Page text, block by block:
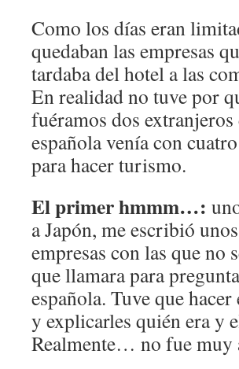
Como los días eran
quedaban las empresas
tardaba del hotel a las
En realidad no tuve por
fuéramos dos
española venía con
para hacer turismo.
El primer hmmm…:
a Japón, me escribió
empresas con las que no
que llamara para
española. Tuve que
y explicarles quién era y
Realmente… no fue muy